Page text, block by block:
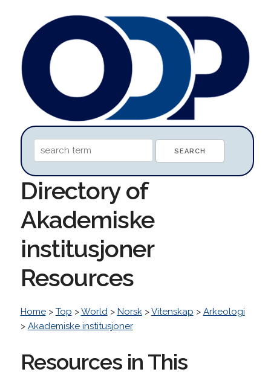
Directory of
Akademiske
institusjoner
Resources
Home> Top >World> Norsk>Vitenskap > Arkeologi
> Akademiske institusjoner
Resources in This